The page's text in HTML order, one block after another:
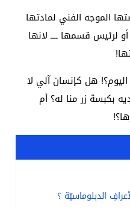
الموجه الفني لمادتها
لرئيس قسمها ــــ لانها
هل كإنسان آلي لا
بكبسة زر منا له؟ أم
الدبلوماسيّة ؟